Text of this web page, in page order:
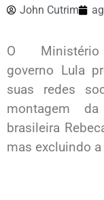
John Cutrim
O
governo Lula
suas redes
montagem
brasileira
mas excluindo